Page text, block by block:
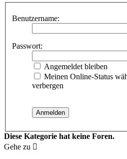
Benutzername:
Passwort:
Angemeldet bleiben
Meinen Online-Status
verbergen
Diese Kategorie hat keine Foren.
Gehe zu